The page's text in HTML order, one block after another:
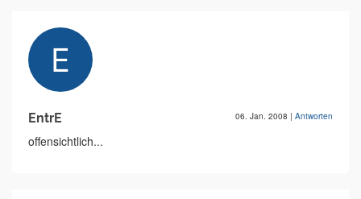
EntrE 06. Jan. 2008 | Antworten
offensichtlich...